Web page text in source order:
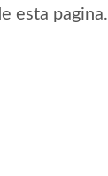
esta pagina.